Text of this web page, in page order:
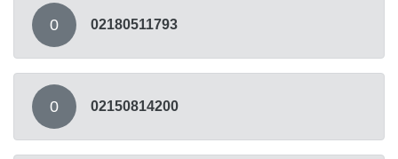
0 02180511793
0 02150814200